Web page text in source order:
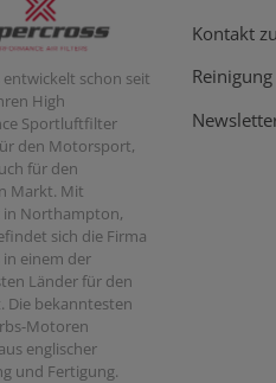
entwickelt schon seit
High
Sportluftfilter
den Motorsport,
für den
Markt. Mit
in Northampton,
sich die Firma
in einem der
Länder für den
Die bekanntesten
Motoren
englischer
und Fertigung.
Kontakt